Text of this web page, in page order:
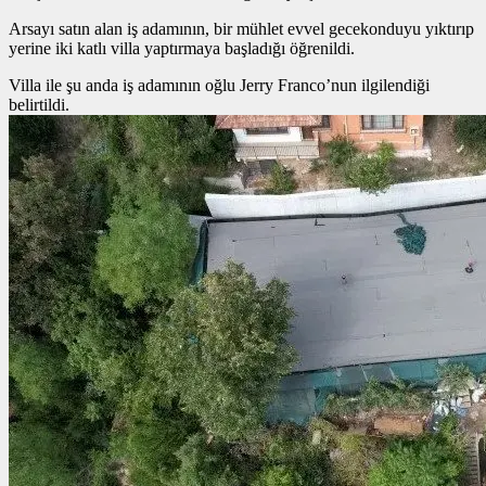
Arsayı satın alan iş adamının, bir mühlet evvel gecekonduyu yıktırıp
yerine iki katlı villa yaptırmaya başladığı öğrenildi.
Villa ile şu anda iş adamının oğlu Jerry Franco’nun ilgilendiği
belirtildi.